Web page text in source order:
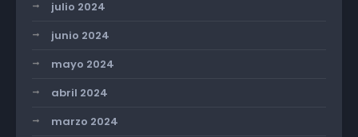
julio 2024
junio 2024
mayo 2024
abril 2024
marzo 2024